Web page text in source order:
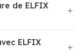
de ELFIX
ELFIX